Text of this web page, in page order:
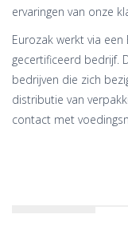
ervaringen van onze
Eurozak werkt via
gecertificeerd bedrijf.
bedrijven die zich
distributie van
contact met